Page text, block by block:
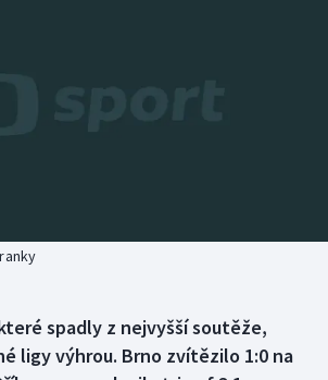
spadly z nejvyšší soutěže,
ligy výhrou. Brno zvítězilo 1:0 na